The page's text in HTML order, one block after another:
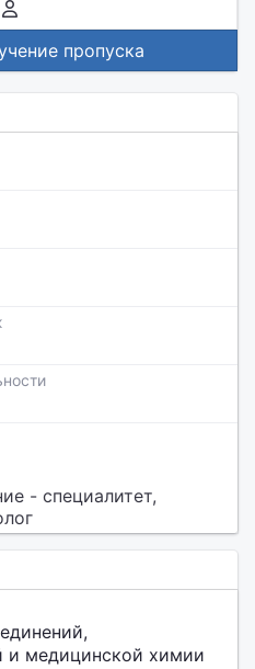
пропуска
- специалитет,
и медицинской химии